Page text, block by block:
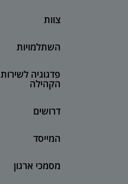
צוות
השתלמויות
פדגוגיה לשירות
הקהילה
דרושים
המייסד
מסמכי ארגון